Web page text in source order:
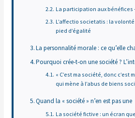
La participation aux bénéfices
L’affectio societatis : la
pied d’égalité
La personnalité morale : ce qu’elle
Pourquoi crée-t-on une société ?
« C’est ma société, donc c’est
qui mène à l’abus de biens
Quand la « société » n’en est pas une
La société fictive : un écran